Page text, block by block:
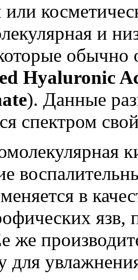
и
обычно
Hyaluronic
). Данные
спектром
в
язв,
же
для